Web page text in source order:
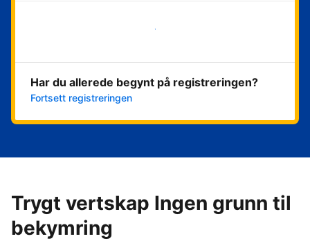
Kom i gang nå
Har du allerede begynt på registreringen?
Fortsett registreringen
Trygt vertskap Ingen grunn til
bekymring